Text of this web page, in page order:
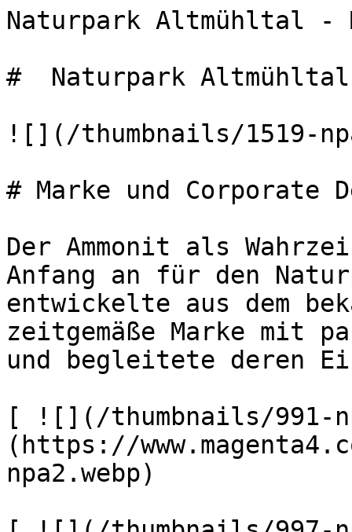
Naturpark Altmühltal
#  Naturpark
![](/thumbnails/1519-
# Marke und Corporate
Der Ammonit als
Anfang an für den
entwickelte aus dem
zeitgemäße Marke mit
und begleitete deren
[ ![](/thumbnails/991-
(https://
npa2.webp)